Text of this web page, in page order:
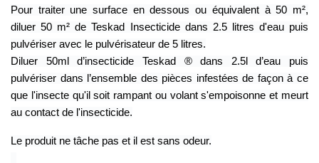
Pour traiter une surface en dessous ou équivalent à 50 m²,
diluer 50 m² de Teskad Insecticide dans 2.5 litres d'eau puis
pulvériser avec le pulvérisateur de 5 litres.
Diluer 50ml d’insecticide Teskad ® dans 2.5l d’eau puis
pulvériser dans l’ensemble des pièces infestées de façon à ce
que l'insecte qu'il soit rampant ou volant s'empoisonne et meurt
au contact de l'insecticide.
Le produit ne tâche pas et il est sans odeur.